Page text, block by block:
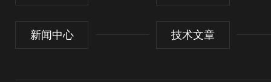
新闻中心 技术文章